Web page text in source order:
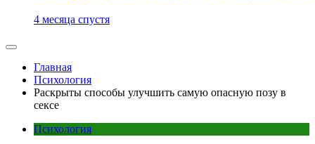
4 месяца спустя
Главная
Психология
Раскрыты способы улучшить самую опасную позу в
сексе
Психология